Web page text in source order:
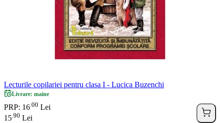
Lecturile copilariei pentru clasa I - Lucica Buzenchi
Livrare: maine
PRP: 16 00 Lei
15 90 Lei